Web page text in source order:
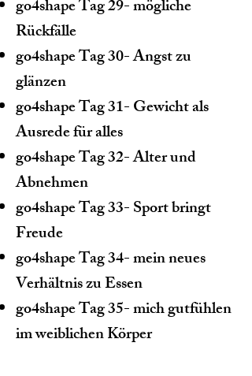
go4shape Tag 29- mögliche
Rückfälle
go4shape Tag 30- Angst zu
glänzen
go4shape Tag 31- Gewicht als
Ausrede für alles
go4shape Tag 32- Alter und
Abnehmen
go4shape Tag 33- Sport bringt
Freude
go4shape Tag 34- mein neues
Verhältnis zu Essen
go4shape Tag 35- mich gutfühlen
im weiblichen Körper